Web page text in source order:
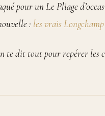
pour un Le Pliage
: les vrais
te dit tout pour repérer les